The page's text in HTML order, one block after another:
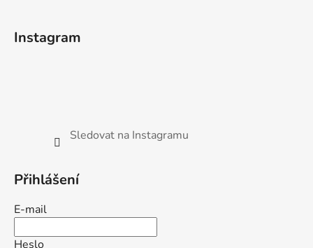
Instagram
Sledovat na Instagramu
Přihlášení
E-mail
Heslo